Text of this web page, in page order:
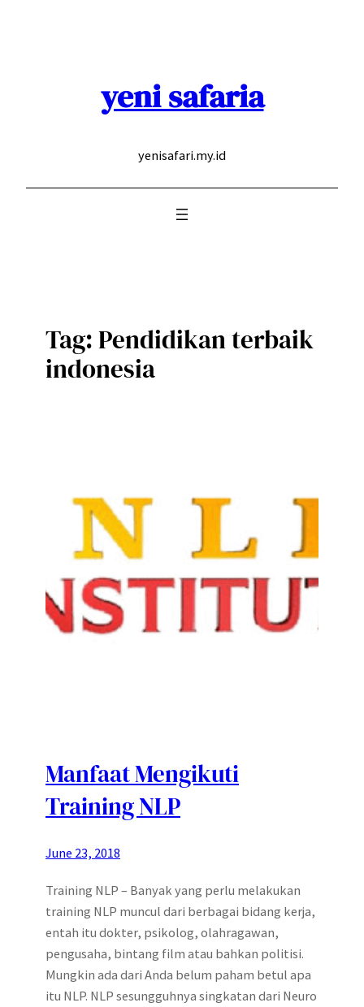
yeni safaria
yenisafari.my.id
Tag:Pendidikan terbaik
indonesia
Manfaat Mengikuti
Training NLP
June 23, 2018
Training NLP – Banyak yang perlu melakukan
training NLP muncul dari berbagai bidang kerja,
entah itu dokter, psikolog, olahragawan,
pengusaha, bintang film atau bahkan politisi.
Mungkin ada dari Anda belum paham betul apa
itu NLP. NLP sesungguhnya singkatan dari Neuro